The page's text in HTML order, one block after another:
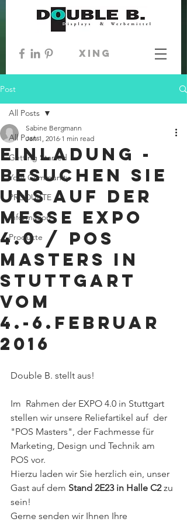
xing
Post
All Posts
Getting Started
Your Community
PRODUKTE
Information
Produkte
All Posts
EINLADUNG -
Besuchen Sie
uns auf der
Messe EXPO
4.0 / POS
Masters in
Stuttgart
vom
4.-6.Februar
2016
Sabine Bergmann
Jan 1, 2016 1 min read
Double B. stellt aus!
Im  Rahmen der EXPO 4.0 in Stuttgart
stellen wir unsere Reliefartikel auf  der
"POS Masters", der Fachmesse für
Marketing, Design und Technik am
POS vor.
Hierzu laden wir Sie herzlich ein, unser
Gast auf dem Stand 2E23 in Halle C2 zu
sein!
Gerne senden wir Ihnen Ihre